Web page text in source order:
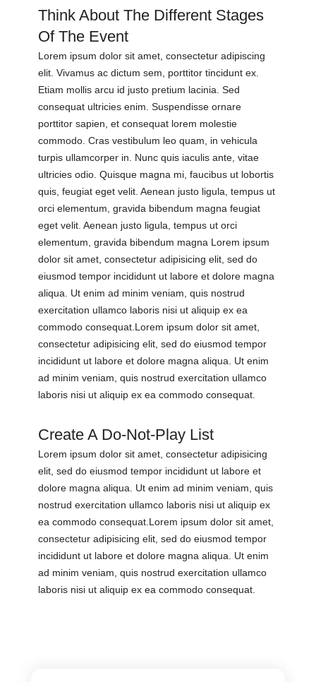
Think About The Different Stages
Of The Event
Lorem ipsum dolor sit amet, consectetur adipiscing
elit. Vivamus ac dictum sem, porttitor tincidunt ex.
Etiam mollis arcu id justo pretium lacinia. Sed
consequat ultricies enim. Suspendisse ornare
porttitor sapien, et consequat lorem molestie
commodo. Cras vestibulum leo quam, in vehicula
turpis ullamcorper in. Nunc quis iaculis ante, vitae
ultricies odio. Quisque magna mi, faucibus ut lobortis
quis, feugiat eget velit. Aenean justo ligula, tempus ut
orci elementum, gravida bibendum magna feugiat
eget velit. Aenean justo ligula, tempus ut orci
elementum, gravida bibendum magna Lorem ipsum
dolor sit amet, consectetur adipisicing elit, sed do
eiusmod tempor incididunt ut labore et dolore magna
aliqua. Ut enim ad minim veniam, quis nostrud
exercitation ullamco laboris nisi ut aliquip ex ea
commodo consequat.Lorem ipsum dolor sit amet,
consectetur adipisicing elit, sed do eiusmod tempor
incididunt ut labore et dolore magna aliqua. Ut enim
ad minim veniam, quis nostrud exercitation ullamco
laboris nisi ut aliquip ex ea commodo consequat.
Create A Do-Not-Play List
Lorem ipsum dolor sit amet, consectetur adipisicing
elit, sed do eiusmod tempor incididunt ut labore et
dolore magna aliqua. Ut enim ad minim veniam, quis
nostrud exercitation ullamco laboris nisi ut aliquip ex
ea commodo consequat.Lorem ipsum dolor sit amet,
consectetur adipisicing elit, sed do eiusmod tempor
incididunt ut labore et dolore magna aliqua. Ut enim
ad minim veniam, quis nostrud exercitation ullamco
laboris nisi ut aliquip ex ea commodo consequat.